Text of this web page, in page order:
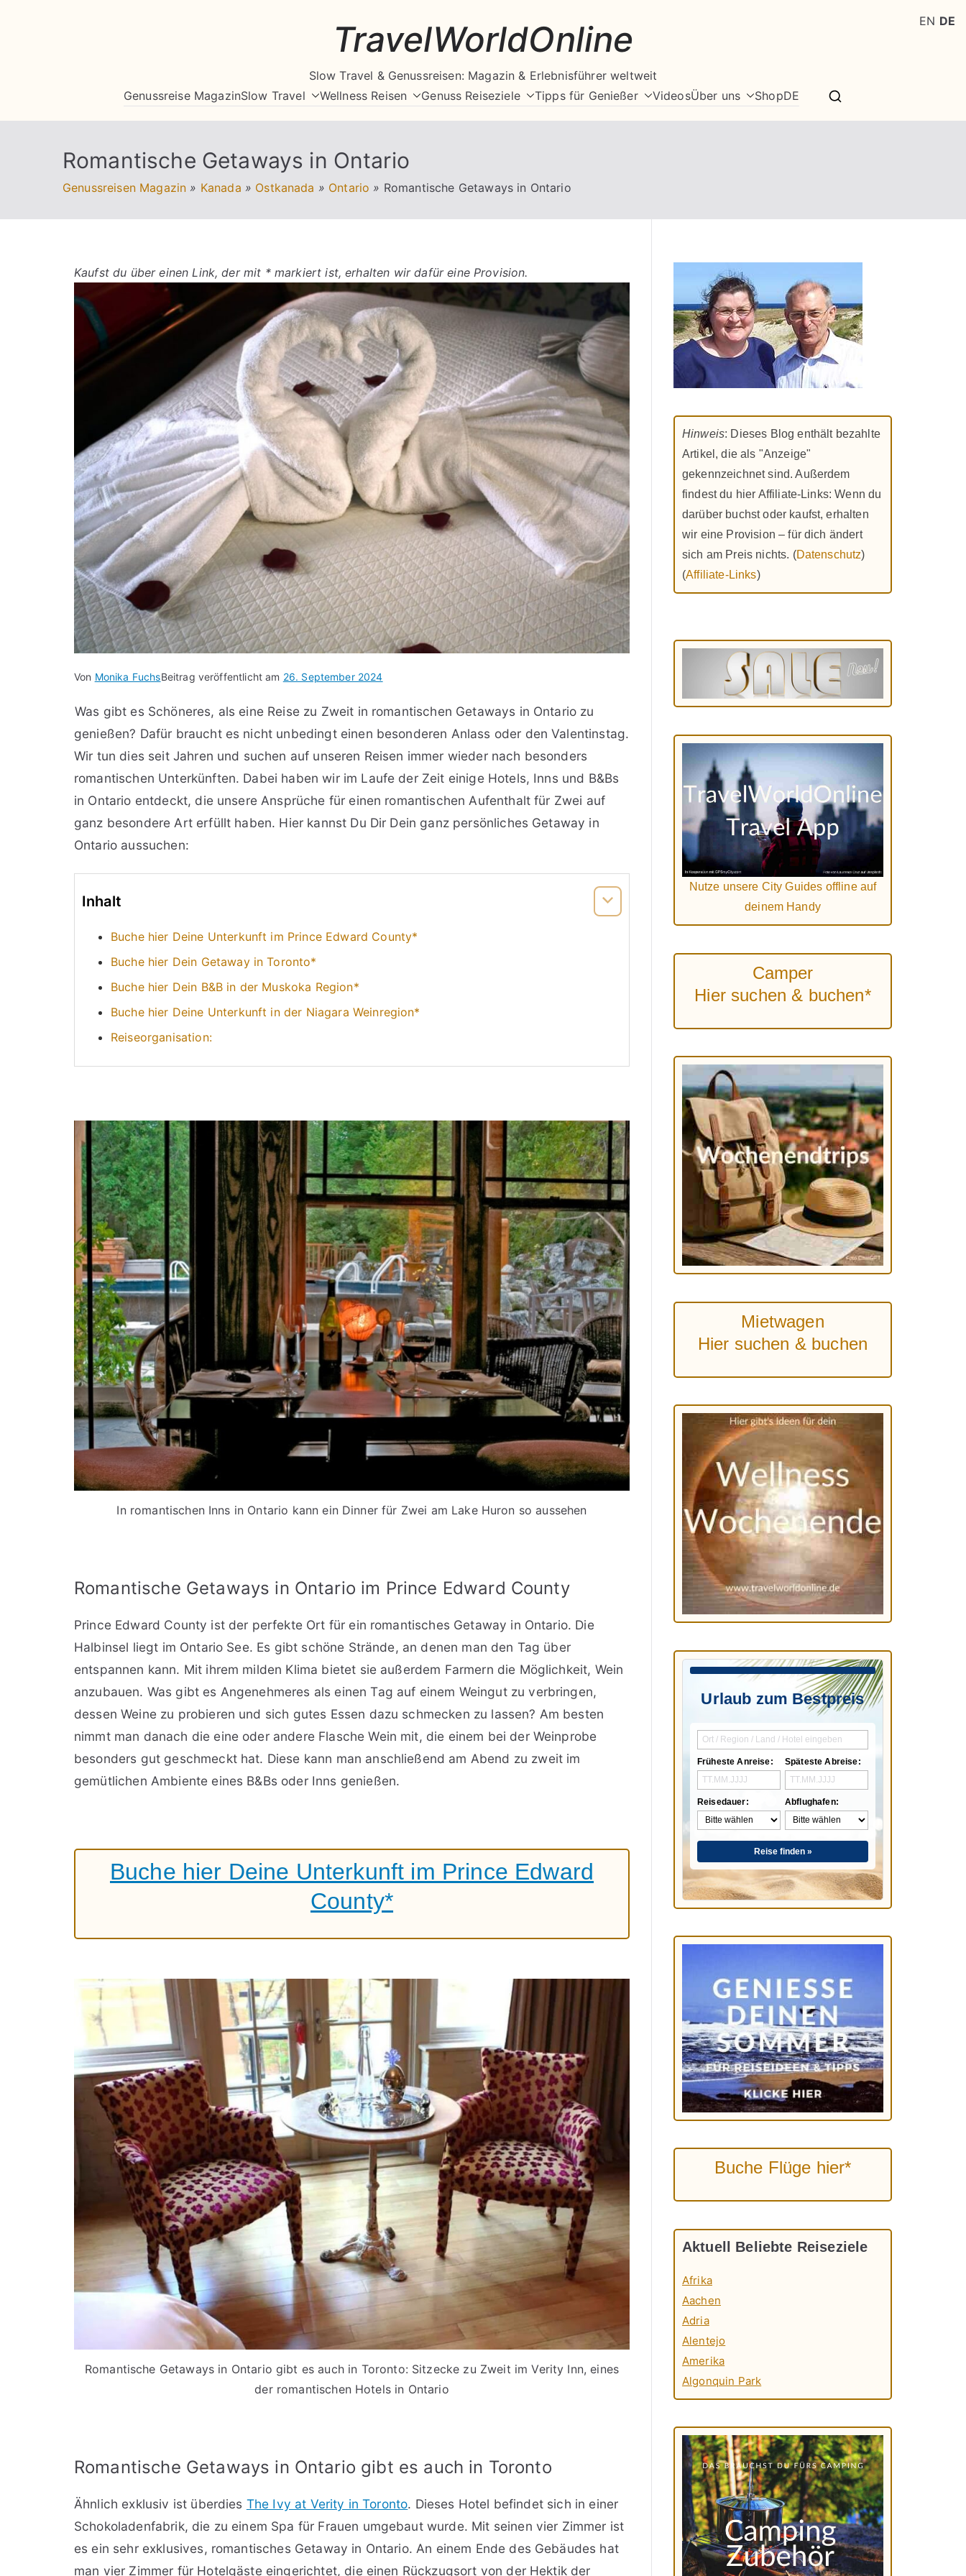
TravelWorldOnline
Slow Travel & Genussreisen: Magazin & Erlebnisführer weltweit
Genussreise MagazinSlow Travel Wellness Reisen Genuss Reiseziele Tipps für Genießer VideosÜber uns ShopDE
Romantische Getaways in Ontario
Genussreisen Magazin » Kanada » Ostkanada » Ontario » Romantische Getaways in Ontario
Kaufst du über einen Link, der mit * markiert ist, erhalten wir dafür eine Provision.
Von Monika FuchsBeitrag veröffentlicht am 26. September 2024
Was gibt es Schöneres, als eine Reise zu Zweit in romantischen Getaways in Ontario zu
genießen? Dafür braucht es nicht unbedingt einen besonderen Anlass oder den Valentinstag.
Wir tun dies seit Jahren und suchen auf unseren Reisen immer wieder nach besonders
romantischen Unterkünften. Dabei haben wir im Laufe der Zeit einige Hotels, Inns und B&Bs
in Ontario entdeckt, die unsere Ansprüche für einen romantischen Aufenthalt für Zwei auf
ganz besondere Art erfüllt haben. Hier kannst Du Dir Dein ganz persönliches Getaway in
Ontario aussuchen:
Inhalt
Buche hier Deine Unterkunft im Prince Edward County*
Buche hier Dein Getaway in Toronto*
Buche hier Dein B&B in der Muskoka Region*
Buche hier Deine Unterkunft in der Niagara Weinregion*
Reiseorganisation:
In romantischen Inns in Ontario kann ein Dinner für Zwei am Lake Huron so aussehen
Romantische Getaways in Ontario im Prince Edward County
Prince Edward County ist der perfekte Ort für ein romantisches Getaway in Ontario. Die
Halbinsel liegt im Ontario See. Es gibt schöne Strände, an denen man den Tag über
entspannen kann. Mit ihrem milden Klima bietet sie außerdem Farmern die Möglichkeit, Wein
anzubauen. Was gibt es Angenehmeres als einen Tag auf einem Weingut zu verbringen,
dessen Weine zu probieren und sich gutes Essen dazu schmecken zu lassen? Am besten
nimmt man danach die eine oder andere Flasche Wein mit, die einem bei der Weinprobe
besonders gut geschmeckt hat. Diese kann man anschließend am Abend zu zweit im
gemütlichen Ambiente eines B&Bs oder Inns genießen.
Buche hier Deine Unterkunft im Prince Edward
County*
Romantische Getaways in Ontario gibt es auch in Toronto: Sitzecke zu Zweit im Verity Inn, eines
der romantischen Hotels in Ontario
Romantische Getaways in Ontario gibt es auch in Toronto
Ähnlich exklusiv ist überdies The Ivy at Verity in Toronto. Dieses Hotel befindet sich in einer
Schokoladenfabrik, die zu einem Spa für Frauen umgebaut wurde. Mit seinen vier Zimmer ist
es ein sehr exklusives, romantisches Getaway in Ontario. An einem Ende des Gebäudes hat
man vier Zimmer für Hotelgäste eingerichtet, die einen Rückzugsort von der Hektik der
Hinweis: Dieses Blog enthält bezahlte
Artikel, die als "Anzeige"
gekennzeichnet sind. Außerdem
findest du hier Affiliate-Links: Wenn du
darüber buchst oder kaufst, erhalten
wir eine Provision – für dich ändert
sich am Preis nichts. (Datenschutz)
(Affiliate-Links)
Nutze unsere City Guides offline auf
deinem Handy
Camper
Hier suchen & buchen*
Mietwagen
Hier suchen & buchen
Urlaub zum Bestpreis
Früheste Anreise:
Reisedauer:
Späteste Abreise:
Abflughafen:
Reise finden »
Buche Flüge hier*
Aktuell Beliebte Reiseziele
Afrika
Aachen
Adria
Alentejo
Amerika
Algonquin Park
EN DE